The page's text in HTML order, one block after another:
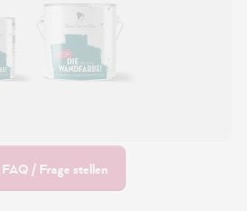
/ Frage stellen